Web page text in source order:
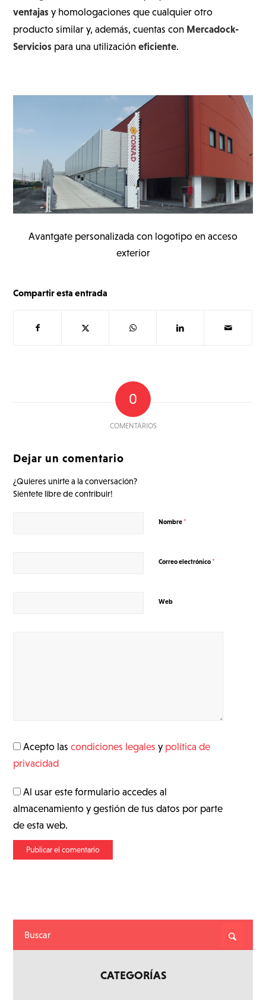
ventajas y homologaciones que cualquier otro
producto similar y, además, cuentas con Mercadock-
Servicios para una utilizacióneficiente.
Avantgate personalizada con logotipo en acceso
exterior
Compartir esta entrada
0
COMENTARIOS
Dejar un comentario
¿Quieres unirte a la conversación?
Siéntete libre de contribuir!
Nombre *
Correo electrónico *
Web
Acepto lascondiciones legales y política de
privacidad
Al usar este formulario accedes al
almacenamiento y gestión de tus datos por parte
de esta web.
CATEGORÍAS